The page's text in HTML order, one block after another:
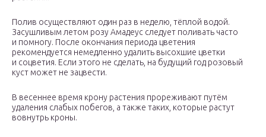
Полив осуществляют один раз в неделю, тёплой водой.
Засушливым летом розу Амадеус следует поливать часто
и помногу. После окончания периода цветения
рекомендуется немедленно удалить высохшие цветки
и соцветия. Если этого не сделать, на будущий год розовый
куст может не зацвести.
В весеннее время крону растения прореживают путём
удаления слабых побегов, а также таких, которые растут
вовнутрь кроны.